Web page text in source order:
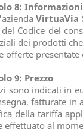
8:
VirtuaVia
del Codice del
dei prodotti
offerte
9: Prezzo
sono indicati in
fatturate in
della tariffa
effettuato al